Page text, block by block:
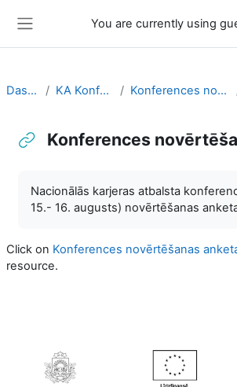
You are currently using
Dashboard KA Konference 2023 Konferences novērtēšanas anketa
Konferences
Nacionālās karjeras atbalsta
15.- 16. augusts) novērtēšanas
Click on Konferences novērtēšanas
resource.